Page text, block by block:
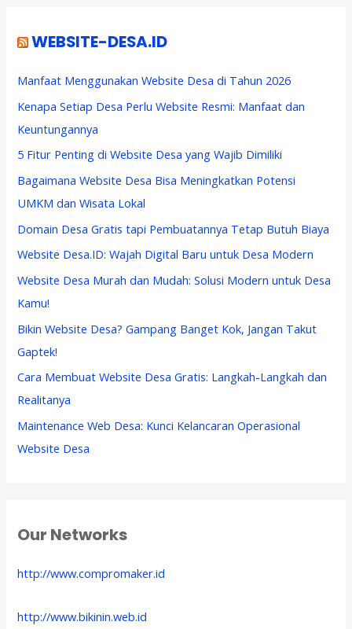
WEBSITE-DESA.ID
Manfaat Menggunakan Website Desa di Tahun 2026
Kenapa Setiap Desa Perlu Website Resmi: Manfaat dan
Keuntungannya
5 Fitur Penting di Website Desa yang Wajib Dimiliki
Bagaimana Website Desa Bisa Meningkatkan Potensi
UMKM dan Wisata Lokal
Domain Desa Gratis tapi Pembuatannya Tetap Butuh Biaya
Website Desa.ID: Wajah Digital Baru untuk Desa Modern
Website Desa Murah dan Mudah: Solusi Modern untuk Desa
Kamu!
Bikin Website Desa? Gampang Banget Kok, Jangan Takut
Gaptek!
Cara Membuat Website Desa Gratis: Langkah-Langkah dan
Realitanya
Maintenance Web Desa: Kunci Kelancaran Operasional
Website Desa
Our Networks
http://www.compromaker.id
http://www.bikinin.web.id